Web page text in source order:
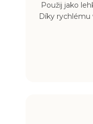
Použij jako
Díky rychlému